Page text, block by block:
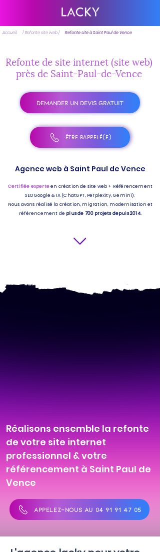
Accueil / Refonte site web / Refonte site à Saint Paul de Vence
Refonte de site internet (site web)
près de Saint-Paul-de-Vence
DEMANDER UN DEVIS GRATUIT
ÊTRE RAPPELÉ(E)
Agence web à Saint Paul de Vence
Certifiée experteen création de site web + Référencement
SEO Google & IA (ChatGPT, Perplexity, Gemini).
Nous avons réalisé la création, migration, modernisation et
référencement de plus de 700 projets depuis 2014.
Réalisons ensemble la refonte
de votre site internet
professionnel & votre
référencement à Saint Paul de
Vence
APPELEZ-NOUS AU 04 91 91 47 05